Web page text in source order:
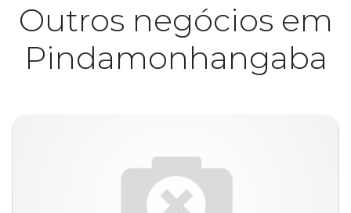
Outros negócios em
Pindamonhangaba